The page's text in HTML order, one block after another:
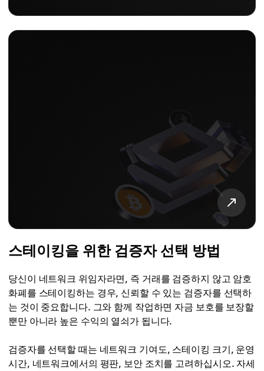
스테이킹을 위한 검증자 선택 방법
당신이 네트워크 위임자라면, 즉 거래를 검증하지 않고 암호
화폐를 스테이킹하는 경우, 신뢰할 수 있는 검증자를 선택하
는 것이 중요합니다. 그와 함께 작업하면 자금 보호를 보장할
뿐만 아니라 높은 수익의 열쇠가 됩니다.
검증자를 선택할 때는 네트워크 기여도, 스테이킹 크기, 운영
시간, 네트워크에서의 평판, 보안 조치를 고려하십시오. 자세